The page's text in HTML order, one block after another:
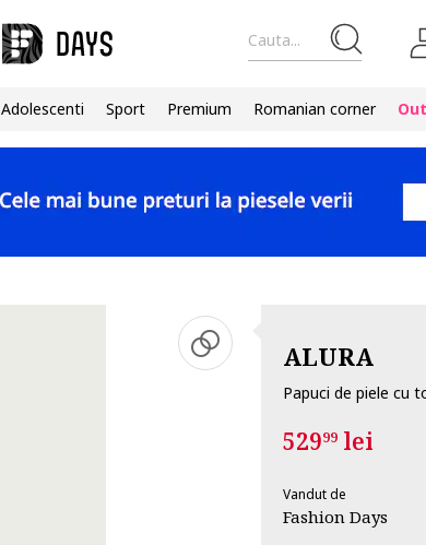
Cauta...
Adolescenti Sport Premium Romanian corner
ALURA
Papuci de piele cu
52999lei
Vandut de
Fashion Days